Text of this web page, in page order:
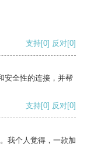
支持[0] 反对[0]
安全性的连接，并帮
支持[0] 反对[0]
我个人觉得，一款加